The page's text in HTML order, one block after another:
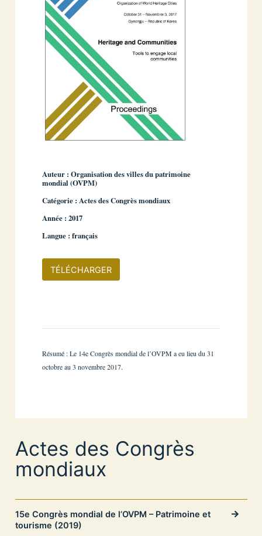
Auteur : Organisation des villes du patrimoine
mondial (OVPM)
Catégorie : Actes des Congrès mondiaux
Année : 2017
Langue : français
TÉLÉCHARGER
Résumé : Le 14e Congrès mondial de l’OVPM a eu lieu du 31
octobre au 3 novembre 2017.
Actes des Congrès
mondiaux
15e Congrès mondial de l’OVPM – Patrimoine et
tourisme (2019)